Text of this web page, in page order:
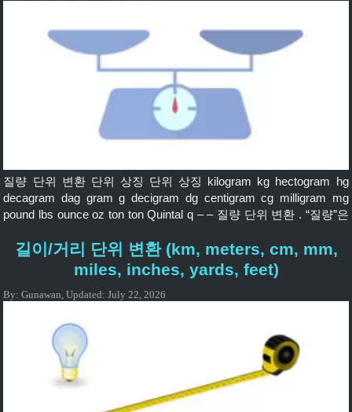
질량 단위 변환 단위 상징 단위 상징 kilogram kg hectogram hg
decagram dag gram g decigram dg centigram cg milligram mg
pound lbs ounce oz ton ton Quintal q – – 질량 단위 변환 . “질량”은
게”는 물질 질량과 중력장의 상호 작용 또는 힘입니다. 일상적인 사
용에서 “질량”이라는 […]
길이/거리 단위 변환 (km, meters, cm, mm,
miles, inches, yards, feet)
By:Gunawan,Updated:July 22, 2026